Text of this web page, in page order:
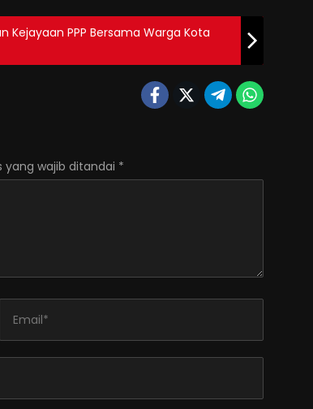
Kejayaan PPP Bersama Warga Kota
yang wajib ditandai *